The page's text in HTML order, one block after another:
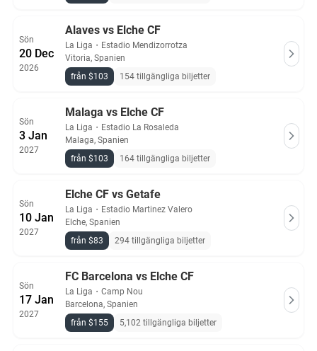
Sön
20 Dec
2026
Alaves vs Elche CF
La Liga ・ Estadio Mendizorrotza
Vitoria, Spanien
från $103
154 tillgängliga biljetter
Sön
3 Jan
2027
Malaga vs Elche CF
La Liga ・ Estadio La Rosaleda
Malaga, Spanien
från $103
164 tillgängliga biljetter
Sön
10 Jan
2027
Elche CF vs Getafe
La Liga ・ Estadio Martinez Valero
Elche, Spanien
från $83
294 tillgängliga biljetter
Sön
17 Jan
2027
FC Barcelona vs Elche CF
La Liga ・ Camp Nou
Barcelona, Spanien
från $155
5,102 tillgängliga biljetter